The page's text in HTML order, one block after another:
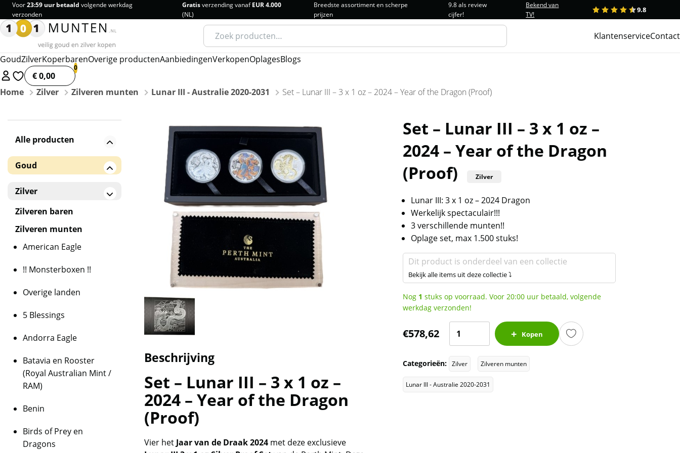
Voor23:59 uur betaald volgende werkdag
verzonden
Gratisverzending vanafEUR 4.000
(NL)
Breedste assortiment en scherpe
prijzen
9.8 als review
cijfer!
Bekend van
TV!
1 2 3 4 5 9.8
Zoeken
naar:
KlantenserviceContact
GoudZilverKoperbarenOverige productenAanbiedingenVerkopenOplagesBlogs
€ 0,00
Home
Zilver Zilveren munten Lunar III - Australie 2020-2031 Set – Lunar III – 3 x 1 oz – 2024 – Year of the Dragon (Proof)
Beschrijving
Set – Lunar III – 3 x 1 oz –
2024 – Year of the Dragon
(Proof)
Vier hetJaar van de Draak 2024 met deze exclusieve
Set – Lunar III – 3 x 1 oz –
2024 – Year of the Dragon
(Proof)
Zilver
Lunar III: 3 x 1 oz – 2024 Dragon
Werkelijk spectaculair!!!
3 verschillende munten!!
Oplage set, max 1.500 stuks!
Dit product is onderdeel van een collectie
Bekijk alle items uit deze collectie ⤵
Nog 1 stuks op voorraad. Voor 20:00 uur betaald, volgende
werkdag verzonden!
€578,62
III
3
Kopen
Categorieën: Zilver Zilveren munten
Lunar III - Australie 2020-2031
Alle producten
Goud
Gouden baren
Zilver
Zilveren baren
Zilveren munten
American Eagle
!! Monsterboxen !!
Overige landen
5 Blessings
Andorra Eagle
Batavia en Rooster
(Royal Australian Mint /
RAM)
Benin
Birds of Prey en
Dragons